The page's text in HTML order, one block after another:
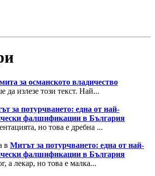
за османското владичество
да излезе този текст. Най...
за потурчването: една от най-
фалшификации в България
но това е дребна ...
в Митът за потурчването: една от най-
фалшификации в България
а лекар, но това е малка...